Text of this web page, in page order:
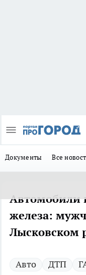
Документы Все
Автомобили
железа:
Лысковском
Авто ДТП